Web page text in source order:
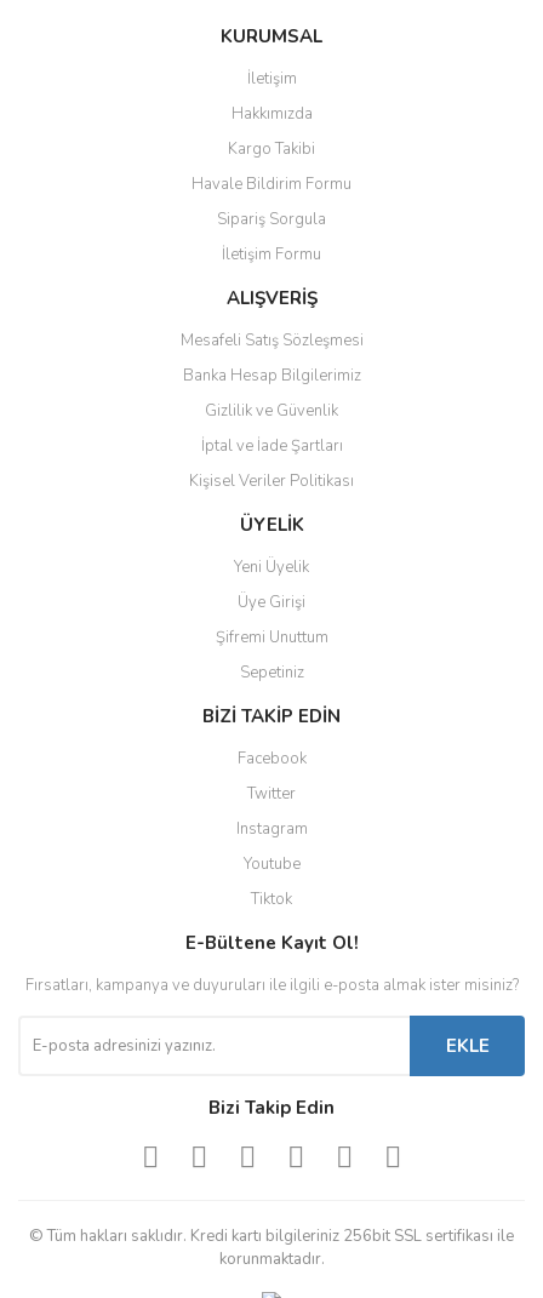
KURUMSAL
İletişim
Hakkımızda
Kargo Takibi
Havale Bildirim Formu
Sipariş Sorgula
İletişim Formu
ALIŞVERİŞ
Mesafeli Satış Sözleşmesi
Banka Hesap Bilgilerimiz
Gizlilik ve Güvenlik
İptal ve İade Şartları
Kişisel Veriler Politikası
ÜYELİK
Yeni Üyelik
Üye Girişi
Şifremi Unuttum
Sepetiniz
BİZİ TAKİP EDİN
Facebook
Twitter
Instagram
Youtube
Tiktok
E-Bültene Kayıt Ol!
Fırsatları, kampanya ve duyuruları ile ilgili e-posta almak ister misiniz?
EKLE
Bizi Takip Edin
© Tüm hakları saklıdır. Kredi kartı bilgileriniz 256bit SSL sertifikası ile
korunmaktadır.